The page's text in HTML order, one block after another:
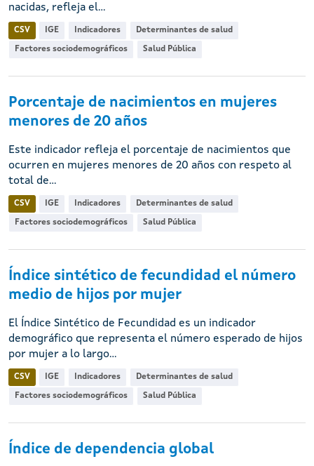
nacidas, refleja el...
CSV IGE Indicadores Determinantes de salud
Factores sociodemográficos Salud Pública
Porcentaje de nacimientos en mujeres
menores de 20 años
Este indicador refleja el porcentaje de nacimientos que
ocurren en mujeres menores de 20 años con respeto al
total de...
CSV IGE Indicadores Determinantes de salud
Factores sociodemográficos Salud Pública
Índice sintético de fecundidad el número
medio de hijos por mujer
El Índice Sintético de Fecundidad es un indicador
demográfico que representa el número esperado de hijos
por mujer a lo largo...
CSV IGE Indicadores Determinantes de salud
Factores sociodemográficos Salud Pública
Índice de dependencia global